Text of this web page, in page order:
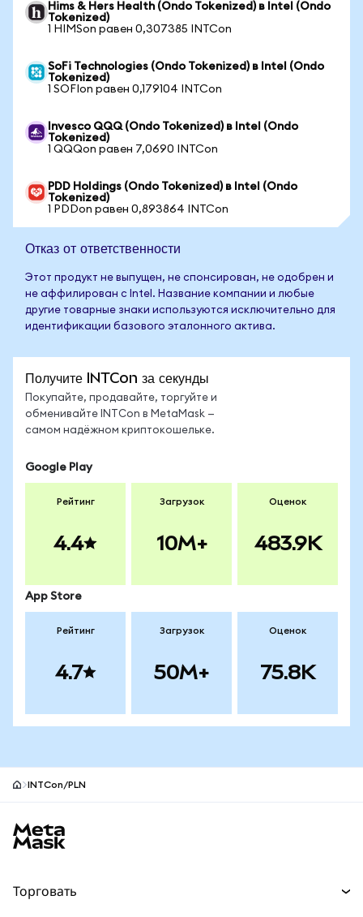
Hims & Hers Health (Ondo Tokenized) в Intel (Ondo
Tokenized)
1 HIMSon равен 0,307385 INTCon
SoFi Technologies (Ondo Tokenized) в Intel (Ondo
Tokenized)
1 SOFIon равен 0,179104 INTCon
Invesco QQQ (Ondo Tokenized) в Intel (Ondo
Tokenized)
1 QQQon равен 7,0690 INTCon
PDD Holdings (Ondo Tokenized) в Intel (Ondo
Tokenized)
1 PDDon равен 0,893864 INTCon
Отказ от ответственности
Этот продукт не выпущен, не спонсирован, не одобрен и
не аффилирован с Intel. Название компании и любые
другие товарные знаки используются исключительно для
идентификации базового эталонного актива.
Получите INTCon за секунды
Покупайте, продавайте, торгуйте и
обменивайте INTCon в MetaMask —
самом надёжном криптокошельке.
Google Play
Рейтинг
4.4
Загрузок
10M+
Оценок
483.9K
App Store
Рейтинг
4.7
Загрузок
50M+
Оценок
75.8K
INTCon/PLN
Торговать